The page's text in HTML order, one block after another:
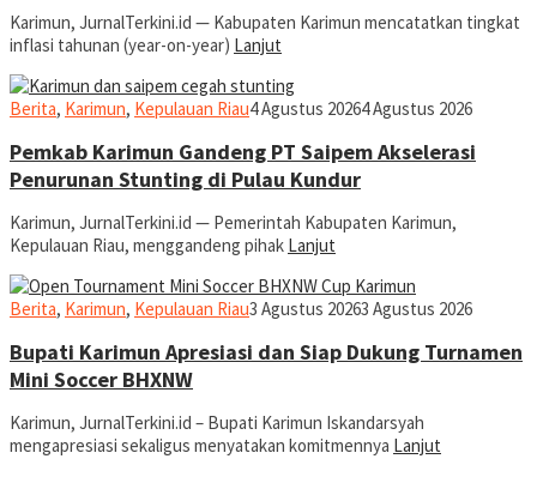
Karimun, JurnalTerkini.id — Kabupaten Karimun mencatatkan tingkat
inflasi tahunan (year-on-year) Lanjut
Berita, Karimun, Kepulauan Riaujurnal
4 Agustus 20264 Agustus 2026
Pemkab Karimun Gandeng PT Saipem Akselerasi
Penurunan Stunting di Pulau Kundur
Karimun, JurnalTerkini.id — Pemerintah Kabupaten Karimun,
Kepulauan Riau, menggandeng pihak Lanjut
Berita, Karimun, Kepulauan RiauRusdianto
3 Agustus 20263 Agustus 2026
Bupati Karimun Apresiasi dan Siap Dukung Turnamen
Mini Soccer BHXNW
Karimun, JurnalTerkini.id – Bupati Karimun Iskandarsyah
mengapresiasi sekaligus menyatakan komitmennya Lanjut